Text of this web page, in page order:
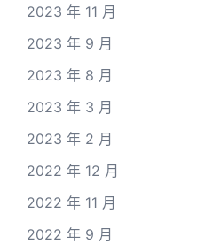
2023 年 11 月
2023 年 9 月
2023 年 8 月
2023 年 3 月
2023 年 2 月
2022 年 12 月
2022 年 11 月
2022 年 9 月